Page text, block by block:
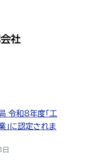
令和8年度「工
」に認定されま